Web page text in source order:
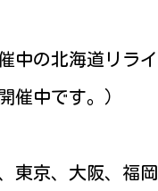
中の北海道リラ
催中です。）
東京、大阪、福岡